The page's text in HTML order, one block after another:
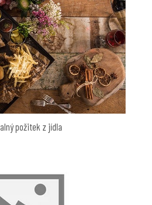
požitek z jídla